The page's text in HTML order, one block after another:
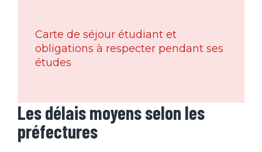
Carte de séjour étudiant et
obligations à respecter pendant ses
études
Les délais moyens selon les
préfectures